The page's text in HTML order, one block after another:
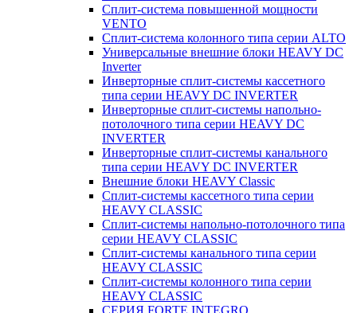
Сплит-система повышенной мощности
VENTO
Сплит-система колонного типа серии ALTO
Универсальные внешние блоки HEAVY DC
Inverter
Инверторные сплит-системы кассетного
типа серии HEAVY DC INVERTER
Инверторные сплит-системы напольно-
потолочного типа серии HEAVY DC
INVERTER
Инверторные сплит-системы канального
типа серии HEAVY DC INVERTER
Внешние блоки HEAVY Classic
Сплит-системы кассетного типа серии
HEAVY CLASSIC
Сплит-системы напольно-потолочного типа
серии HEAVY CLASSIC
Сплит-системы канального типа серии
HEAVY CLASSIC
Сплит-системы колонного типа серии
HEAVY CLASSIC
СЕРИЯ FORTE INTEGRO